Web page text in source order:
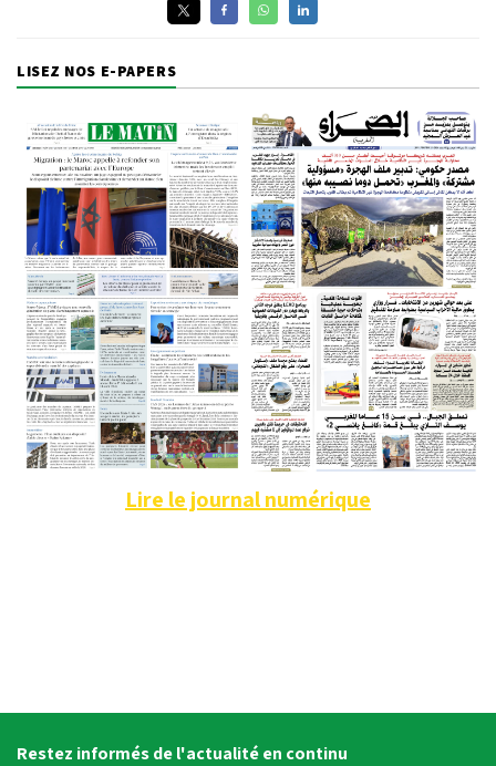
LISEZ NOS E-PAPERS
Lire le journal numérique
Restez informés de l'actualité en continu